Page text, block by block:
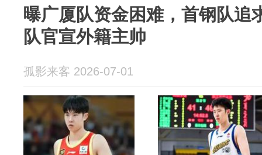
曝广厦队资金困难，首钢队追
队官宣外籍主帅
孤影来客 2026-07-01